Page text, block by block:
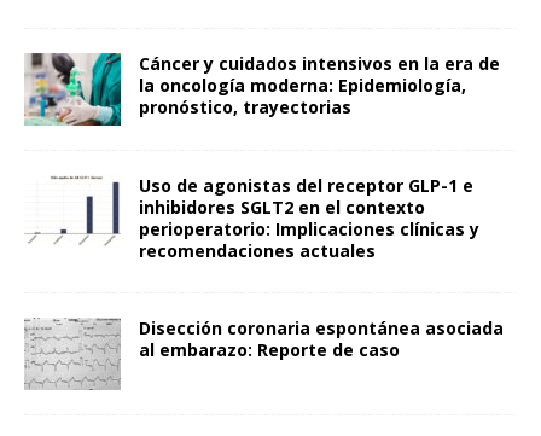
Cáncer y cuidados intensivos en la era de
la oncología moderna: Epidemiología,
pronóstico, trayectorias
Uso de agonistas del receptor GLP-1 e
inhibidores SGLT2 en el contexto
perioperatorio: Implicaciones clínicas y
recomendaciones actuales
Disección coronaria espontánea asociada
al embarazo: Reporte de caso